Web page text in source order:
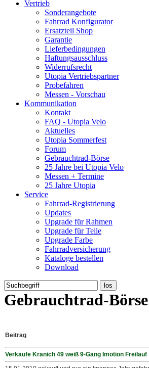
Vertrieb
Sonderangebote
Fahrrad Konfigurator
Ersatzteil Shop
Garantie
Lieferbedingungen
Haftungsausschluss
Widerrufsrecht
Utopia Vertriebspartner
Probefahren
Messen - Vorschau
Kommunikation
Kontakt
FAQ - Utopia Velo
Aktuelles
Utopia Sommerfest
Forum
Gebrauchtrad-Börse
25 Jahre bei Utopia Velo
Messen + Termine
25 Jahre Utopia
Service
Fahrrad-Registrierung
Updates
Upgrade für Rahmen
Upgrade für Teile
Upgrade Farbe
Fahrradversicherung
Kataloge bestellen
Download
Gebrauchtrad-Börse
Beitrag
Verkaufe Kranich 49 weiß 9-Gang Imotion Freilauf